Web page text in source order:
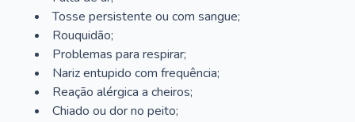
Tosse persistente ou com sangue;
Rouquidão;
Problemas para respirar;
Nariz entupido com frequência;
Reação alérgica a cheiros;
Chiado ou dor no peito;